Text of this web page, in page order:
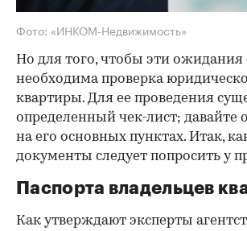
Фото: «ИНКОМ-Недвижимость»
Но для того, чтобы эти ожидания
необходима проверка
квартиры. Для ее проведения
определенный чек-лист; давайте
на его основных пунктах. Итак,
документы следует попросить у
Паспорта владельцев
Как утверждают эксперты